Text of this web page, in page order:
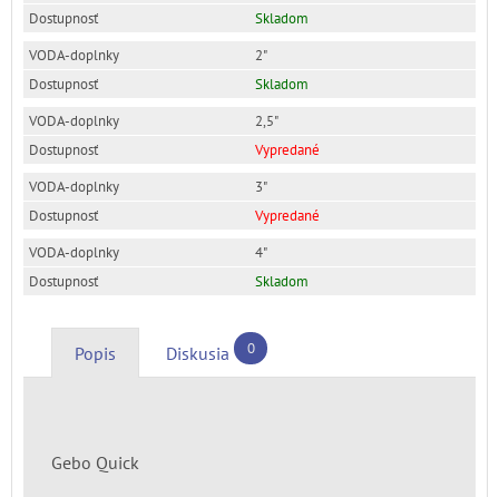
Skladom
2"
Skladom
2,5"
Vypredané
3"
Vypredané
4"
Skladom
Popis Diskusia 0
Gebo Quick